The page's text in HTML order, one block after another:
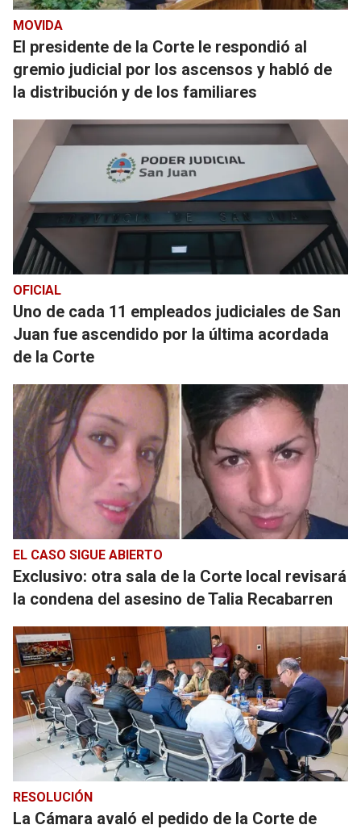
MOVIDA
El presidente de la Corte le respondió al
gremio judicial por los ascensos y habló de
la distribución y de los familiares
OFICIAL
Uno de cada 11 empleados judiciales de San
Juan fue ascendido por la última acordada
de la Corte
EL CASO SIGUE ABIERTO
Exclusivo: otra sala de la Corte local revisará
la condena del asesino de Talia Recabarren
RESOLUCIÓN
La Cámara avaló el pedido de la Corte de